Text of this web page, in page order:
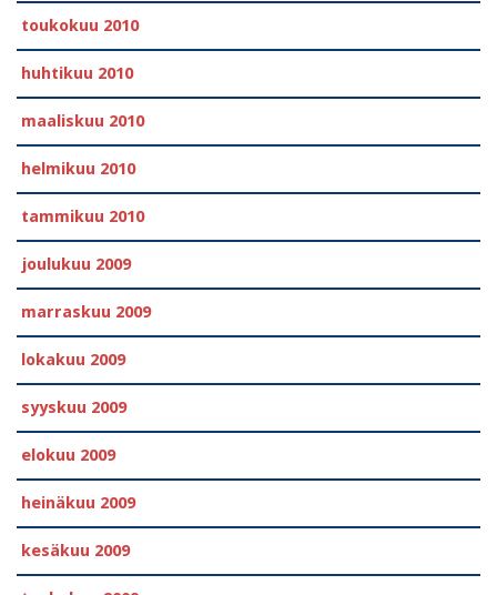
toukokuu 2010
huhtikuu 2010
maaliskuu 2010
helmikuu 2010
tammikuu 2010
joulukuu 2009
marraskuu 2009
lokakuu 2009
syyskuu 2009
elokuu 2009
heinäkuu 2009
kesäkuu 2009